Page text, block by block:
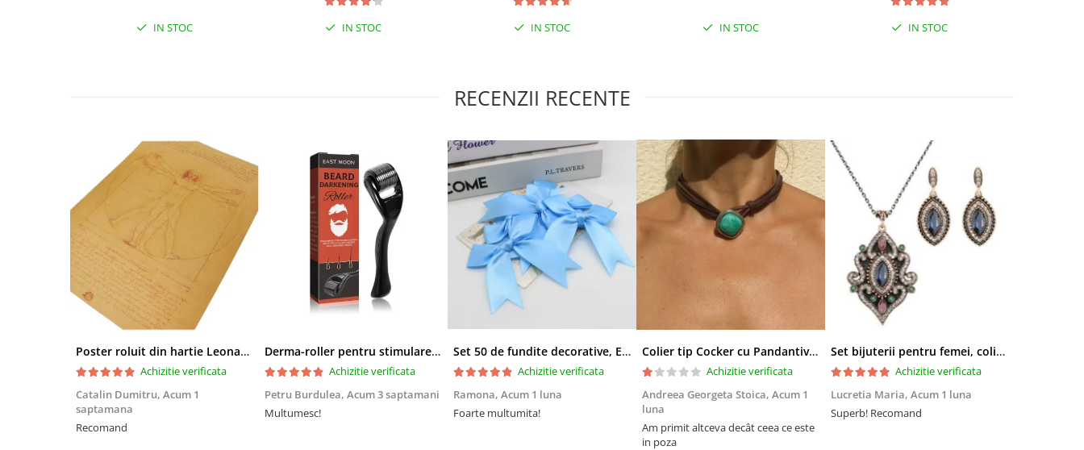
IN STOC IN STOC IN STOC IN STOC IN STOC
RECENZII RECENTE
Poster roluit din hartie Leonardo Da Vinci, Vitruvian Man, vintage, 51x35 cm
Achizitie verificata
Catalin Dumitru, Acum 1
saptamana
Recomand
Derma-roller pentru stimularea cresterii parului, scalp si barba, Beard Roller
Achizitie verificata
Petru Burdulea, Acum 3 saptamani
Multumesc!
Set 50 de fundite decorative, EVNC, Blue Satin , potrivite pentru masini, scaune sau pahare, albastru
Achizitie verificata
Ramona, Acum 1 luna
Foarte multumita!
Colier tip Cocker cu Pandantiv Boho EVNC - Turquoise Pendant, Mărime Reglabilă
Achizitie verificata
Andreea Georgeta Stoica, Acum 1
luna
Am primit altceva decât ceea ce este
in poza
Set bijuterii pentru femei, colier cu pandantiv si cercei, CRM, 51 cm, multicolor
Achizitie verificata
Lucretia Maria, Acum 1 luna
Superb! Recomand